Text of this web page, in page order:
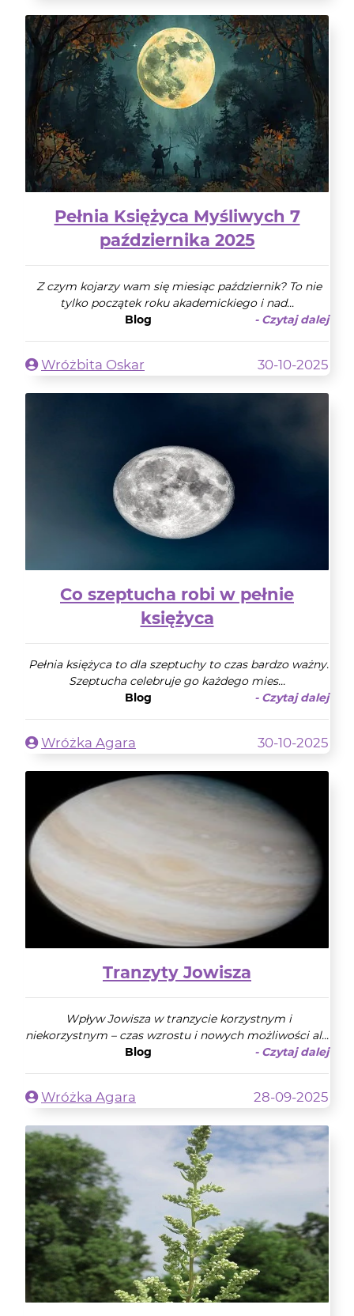
Pełnia Księżyca Myśliwych 7
października 2025
Z czym kojarzy wam się miesiąc październik? To nie
tylko początek roku akademickiego i nad...
Blog
- Czytaj dalej
Wróżbita Oskar 30-10-2025
Co szeptucha robi w pełnie
księżyca
Pełnia księżyca to dla szeptuchy to czas bardzo ważny.
Szeptucha celebruje go każdego mies...
Blog
- Czytaj dalej
Wróżka Agara 30-10-2025
Tranzyty Jowisza
Wpływ Jowisza w tranzycie korzystnym i
niekorzystnym – czas wzrostu i nowych możliwości al...
Blog
- Czytaj dalej
Wróżka Agara 28-09-2025